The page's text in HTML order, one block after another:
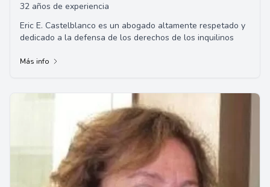
32 años de experiencia
Eric E. Castelblanco es un abogado altamente respetado y
dedicado a la defensa de los derechos de los inquilinos
Más info